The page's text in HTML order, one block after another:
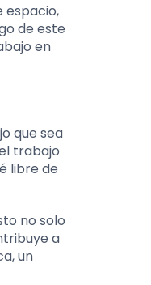
espacio,
de este
en
que sea
trabajo
libre de
no solo
a
un